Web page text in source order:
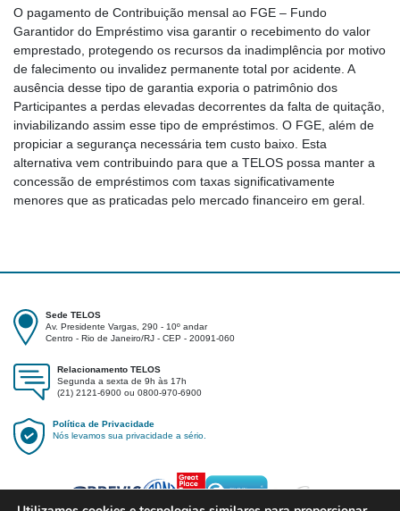
O pagamento de Contribuição mensal ao FGE – Fundo
Garantidor do Empréstimo visa garantir o recebimento do valor
emprestado, protegendo os recursos da inadimplência por motivo
de falecimento ou invalidez permanente total por acidente. A
ausência desse tipo de garantia exporia o patrimônio dos
Participantes a perdas elevadas decorrentes da falta de quitação,
inviabilizando assim esse tipo de empréstimos. O FGE, além de
propiciar a segurança necessária tem custo baixo. Esta
alternativa vem contribuindo para que a TELOS possa manter a
concessão de empréstimos com taxas significativamente
menores que as praticadas pelo mercado financeiro em geral.
Sede TELOS
Av. Presidente Vargas, 290 - 10º andar
Centro - Rio de Janeiro/RJ - CEP - 20091-060
Relacionamento TELOS
Segunda a sexta de 9h às 17h
(21) 2121-6900 ou 0800-970-6900
Política de Privacidade
Nós levamos sua privacidade a sério.